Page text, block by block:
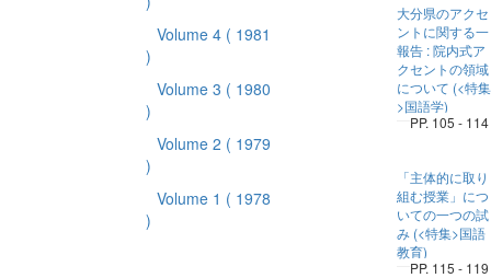
Volume 4 ( 1981
)
Volume 3 ( 1980
)
Volume 2 ( 1979
)
Volume 1 ( 1978
)
大分県のアクセ
ントに関する一
報告 : 院内式ア
クセントの領域
について (<特集
>国語学)
PP. 105 - 114
「主体的に取り
組む授業」につ
いての一つの試
み (<特集>国語
教育)
PP. 115 - 119